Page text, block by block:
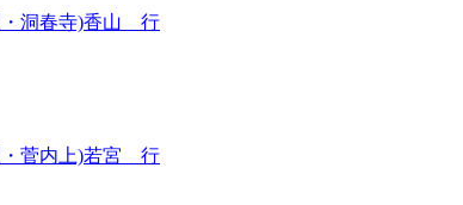
・洞春寺)香山 行
・菅内上)若宮 行